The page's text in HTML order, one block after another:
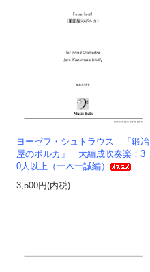
ヨーゼフ・シュトラウス 「鍛冶
屋のポルカ」 大編成吹奏楽：3
0人以上（一木一誠編）
3,500円(内税)